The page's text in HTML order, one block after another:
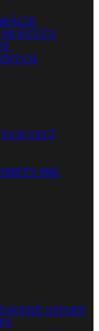
KĽÚČE
VECÍ
PRE
GITARY